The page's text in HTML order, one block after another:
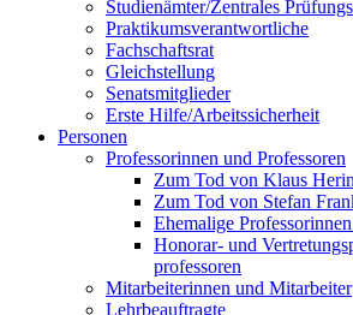
Studienämter/Zentrales
Praktikumsverantwortliche
Fachschaftsrat
Gleichstellung
Senatsmitglieder
Erste Hilfe/Arbeitssicherheit
Personen
Professorinnen und Professoren
Zum Tod von Klaus
Zum Tod von Stefan
Ehemalige
Honorar- und
professoren
Mitarbeiterinnen und Mitarbeiter
Lehrbeauftragte